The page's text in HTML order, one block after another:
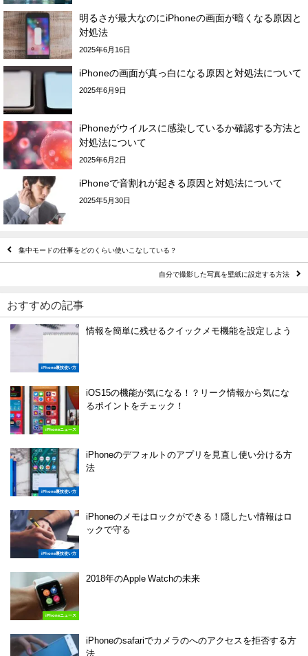
明るさが最大なのにiPhoneの画面が暗くなる原因と
対処法
2025年6月16日
iPhoneの画面が真っ白になる原因と対処法について
2025年6月9日
iPhoneがウイルスに感染しているか確認する方法と
対処法について
2025年6月2日
iPhoneで音割れが起きる原因と対処法について
2025年5月30日
集中モードの仕事をどのくらい使いこなしている？
自分で撮影した写真を壁紙に設定する方法
おすすめの記事
iPhone裏技使い方
情報を簡単に残せるクイックメモ機能を設定しよう
iPhoneニュース
iOS15の機能が気になる！？リーク情報から気にな
るポイントをチェック！
iPhone裏技使い方
iPhoneのデフォルトのアプリを見直し使い分ける方
法
iPhone裏技使い方
iPhoneのメモはロックができる！隠したい情報はロ
ックで守る
iPhoneニュース
2018年のApple Watchの未来
iPhoneのsafariでカメラのへのアクセスを拒否する方
法